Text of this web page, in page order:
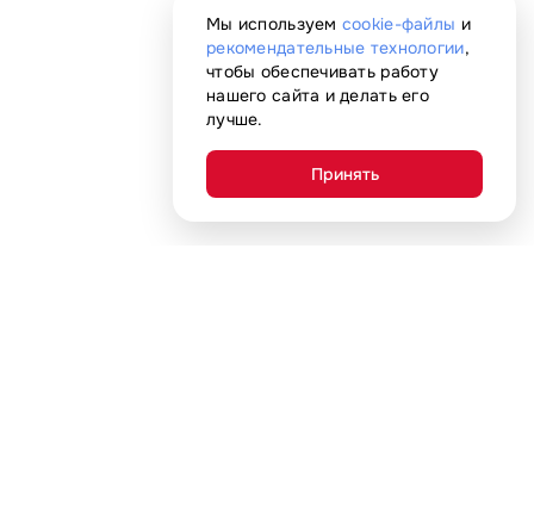
Мы используем cookie-файлы и
рекомендательные технологии,
чтобы обеспечивать работу
нашего сайта и делать его
лучше.
Принять